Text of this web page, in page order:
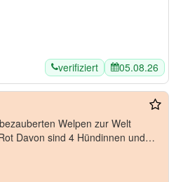
verifiziert 05.08.26